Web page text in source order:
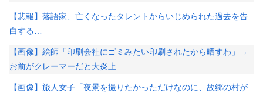
【悲報】落語家、亡くなったタレントからいじめられた過去を告
白する…
【画像】絵師「印刷会社にゴミみたい印刷されたから晒すわ」→
お前がクレーマーだと大炎上
【画像】旅人女子「夜景を撮りたかっただけなのに、故郷の村が